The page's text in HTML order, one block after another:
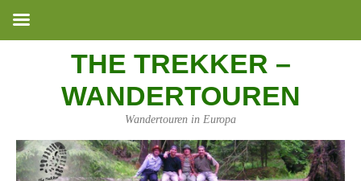
THE TREKKER –
WANDERTOUREN
Wandertouren in Europa